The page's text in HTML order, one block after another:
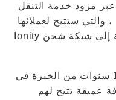
وأُبرمت مؤخراً اتفاقية مع Ionity عبر مزود خدمة التنقل
الإلكتروني للتحالفPlug Surfing ، والتي ستتيح لعملائها
في أوروبا الوصول بأسعار مناسبة إلى شبكة شحن Ionity
يتمتع أعضاء التحالف بأكثر من 10 سنوات من الخبرة في
عميقة تتيح لهم